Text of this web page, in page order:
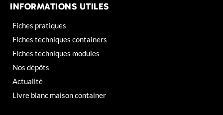
INFORMATIONS UTILES
Fiches pratiques
Fiches techniques containers
Fiches techniques modules
Nos dépôts
Actualité
Livre blanc maison container